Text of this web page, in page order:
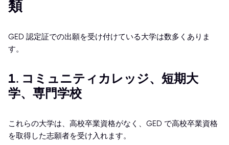
類
GED 認定証での出願を受け付けている大学は数多くありま
す。
1. コミュニティカレッジ、短期大
学、専門学校
これらの大学は、高校卒業資格がなく、GED で高校卒業資格
を取得した志願者を受け入れます。